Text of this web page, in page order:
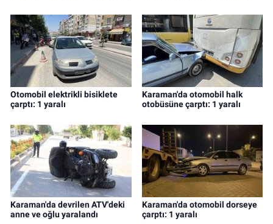
Otomobil elektrikli bisiklete
çarptı: 1 yaralı
Karaman'da otomobil halk
otobüsüne çarptı: 1 yaralı
Karaman'da devrilen ATV'deki
anne ve oğlu yaralandı
Karaman'da otomobil dorseye
çarptı: 1 yaralı